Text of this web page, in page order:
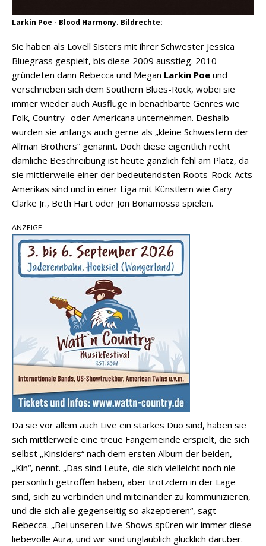
Larkin Poe - Blood Harmony. Bildrechte:
Sie haben als Lovell Sisters mit ihrer Schwester Jessica
Bluegrass gespielt, bis diese 2009 ausstieg. 2010
gründeten dann Rebecca und Megan Larkin Poe und
verschrieben sich dem Southern Blues-Rock, wobei sie
immer wieder auch Ausflüge in benachbarte Genres wie
Folk, Country- oder Americana unternehmen. Deshalb
wurden sie anfangs auch gerne als „kleine Schwestern der
Allman Brothers“ genannt. Doch diese eigentlich recht
dämliche Beschreibung ist heute gänzlich fehl am Platz, da
sie mittlerweile einer der bedeutendsten Roots-Rock-Acts
Amerikas sind und in einer Liga mit Künstlern wie Gary
Clarke Jr., Beth Hart oder Jon Bonamossa spielen.
ANZEIGE
Da sie vor allem auch Live ein starkes Duo sind, haben sie
sich mittlerweile eine treue Fangemeinde erspielt, die sich
selbst „Kinsiders“ nach dem ersten Album der beiden,
„Kin“, nennt. „Das sind Leute, die sich vielleicht noch nie
persönlich getroffen haben, aber trotzdem in der Lage
sind, sich zu verbinden und miteinander zu kommunizieren,
und die sich alle gegenseitig so akzeptieren“, sagt
Rebecca. „Bei unseren Live-Shows spüren wir immer diese
liebevolle Aura, und wir sind unglaublich glücklich darüber.